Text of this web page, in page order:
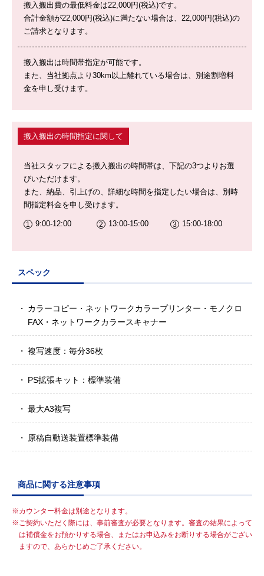
搬入搬出費の最低料金は22,000円(税込)です。
合計金額が22,000円(税込)に満たない場合は、22,000円(税込)の
ご請求となります。
搬入搬出は時間帯指定が可能です。
また、当社拠点より30km以上離れている場合は、別途割増料
金を申し受けます。
搬入搬出の時間指定に関して
当社スタッフによる搬入搬出の時間帯は、下記の3つよりお選
びいただけます。
また、納品、引上げの、詳細な時間を指定したい場合は、別時
間指定料金を申し受けます。
9:00-12:00 13:00-15:00 15:00-18:00
スペック
カラーコピー・ネットワークカラープリンター・モノクロ
FAX・ネットワークカラースキャナー
複写速度：毎分36枚
PS拡張キット：標準装備
最大A3複写
原稿自動送装置標準装備
商品に関する注意事項
カウンター料金は別途となります。
ご契約いただく際には、事前審査が必要となります。審査の結果によって
は補償金をお預かりする場合、またはお申込みをお断りする場合がござい
ますので、あらかじめご了承ください。